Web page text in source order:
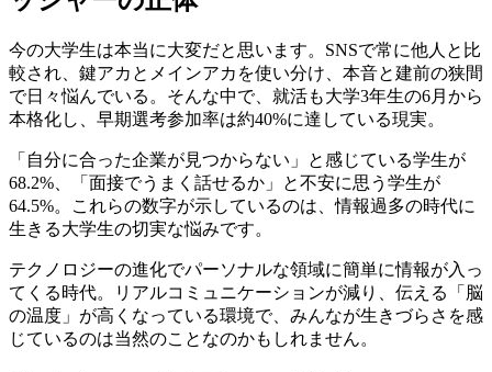
今の大学生は本当に大変だと思います。SNSで常に他人と比
較され、鍵アカとメインアカを使い分け、本音と建前の狭間
で日々悩んでいる。そんな中で、就活も大学3年生の6月から
本格化し、早期選考参加率は約40%に達している現実。
「自分に合った企業が見つからない」と感じている学生が
68.2%、「面接でうまく話せるか」と不安に思う学生が
64.5%。これらの数字が示しているのは、情報過多の時代に
生きる大学生の切実な悩みです。
テクノロジーの進化でパーソナルな領域に簡単に情報が入っ
てくる時代。リアルコミュニケーションが減り、伝える「脳
の温度」が高くなっている環境で、みんなが生きづらさを感
じているのは当然のことなのかもしれません。